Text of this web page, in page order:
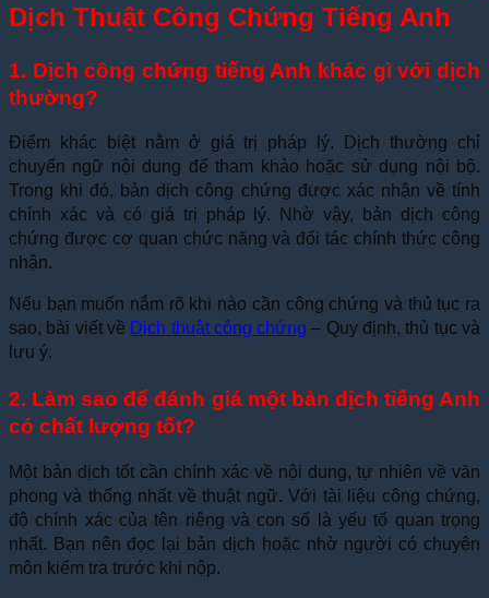
Dịch Thuật Công Chứng Tiếng Anh
1. Dịch công chứng tiếng Anh khác gì với dịch
thường?
Điểm khác biệt nằm ở giá trị pháp lý. Dịch thường chỉ
chuyển ngữ nội dung để tham khảo hoặc sử dụng nội bộ.
Trong khi đó, bản dịch công chứng được xác nhận về tính
chính xác và có giá trị pháp lý. Nhờ vậy, bản dịch công
chứng được cơ quan chức năng và đối tác chính thức công
nhận.
Nếu bạn muốn nắm rõ khi nào cần công chứng và thủ tục ra
sao, bài viết về Dịch thuật công chứng – Quy định, thủ tục và
lưu ý.
2. Làm sao để đánh giá một bản dịch tiếng Anh
có chất lượng tốt?
Một bản dịch tốt cần chính xác về nội dung, tự nhiên về văn
phong và thống nhất về thuật ngữ. Với tài liệu công chứng,
độ chính xác của tên riêng và con số là yếu tố quan trọng
nhất. Bạn nên đọc lại bản dịch hoặc nhờ người có chuyên
môn kiểm tra trước khi nộp.